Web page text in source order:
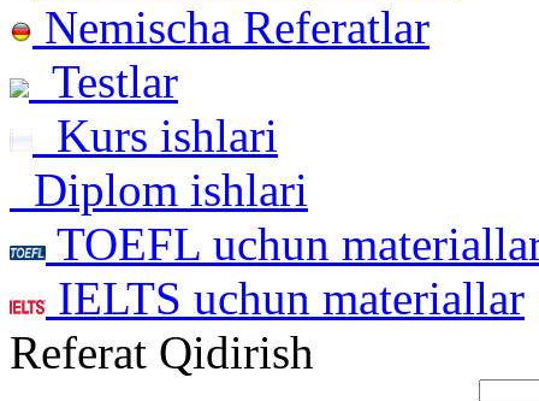
Nemischa Referatlar
Testlar
Kurs ishlari
Diplom ishlari
TOEFL uchun
IELTS uchun materiallar
Referat Qidirish